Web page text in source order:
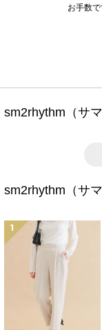
お手数
sm2rhythm（サ
sm2rhythm（サ
1